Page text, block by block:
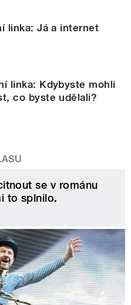
linka: Já a internet
linka: Kdybyste mohli
co byste udělali?
se v románu
to splnilo.